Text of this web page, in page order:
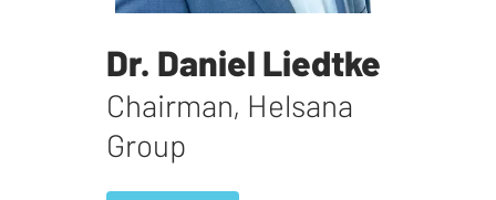
Dr. Daniel Liedtke
Chairman, Helsana
Group